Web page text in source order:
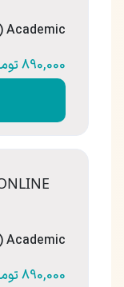
Academic (ماک کامپیوتری فقط نمره)
890,000 تومان
Academic (ماک کامپیوتری فقط نمره)
890,000 تومان